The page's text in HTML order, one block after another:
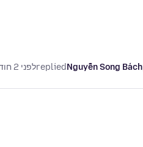
Nguyễn Song Bách
repliedלפני 2 חודשים